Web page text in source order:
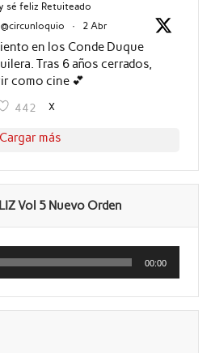
sé feliz Retuiteado
@circunloquio · 2 Abr
en los Conde Duque
Tras 6 años cerrados,
como cine 💕
442 X
Cargar más
Vol 5 Nuevo Orden
00:00